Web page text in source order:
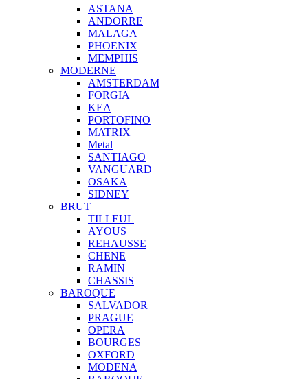
ASTANA
ANDORRE
MALAGA
PHOENIX
MEMPHIS
MODERNE
AMSTERDAM
FORGIA
KEA
PORTOFINO
MATRIX
Metal
SANTIAGO
VANGUARD
OSAKA
SIDNEY
BRUT
TILLEUL
AYOUS
REHAUSSE
CHENE
RAMIN
CHASSIS
BAROQUE
SALVADOR
PRAGUE
OPERA
BOURGES
OXFORD
MODENA